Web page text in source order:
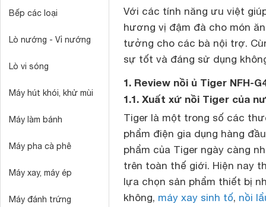
Bếp các loại
Lò nướng - Vỉ nướng
Lò vi sóng
Máy hút khói, khử mùi
Máy làm bánh
Máy pha cà phê
Máy xay, máy ép
Máy đánh trứng
Với các tính năng ưu việt
hương vị đậm đà cho món
tưởng cho các bà nội trợ.
sự tốt và đáng sử dụng
1. Review nồi ủ Tiger NFH-
1.1. Xuất xứ nồi Tiger của
Tiger là một trong số các
phẩm điện gia dụng hàng
phẩm của Tiger ngày càng
trên toàn thế giới. Hiện nay
lựa chọn sản phẩm thiết bị
không, máy xay sinh tố, nồi